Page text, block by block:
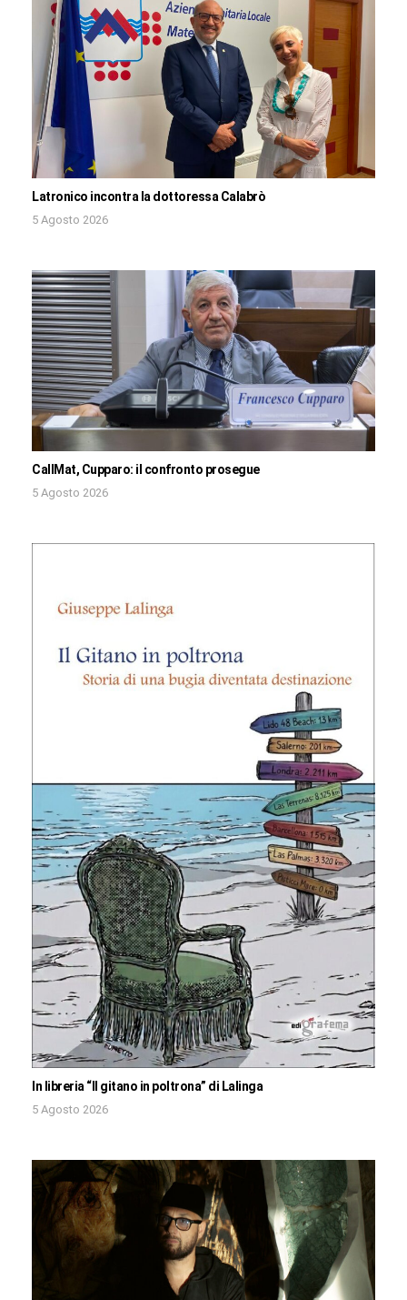
Latronico incontra la dottoressa Calabrò
5 Agosto 2026
CallMat, Cupparo: il confronto prosegue
5 Agosto 2026
In libreria “Il gitano in poltrona” di Lalinga
5 Agosto 2026